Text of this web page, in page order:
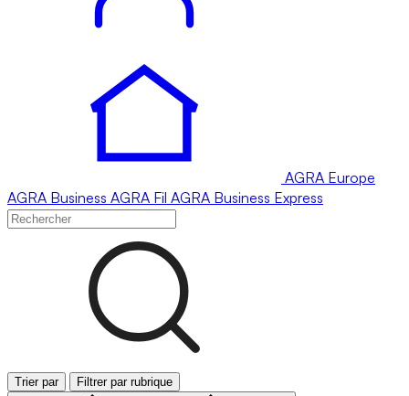
AGRA Europe
AGRA Business AGRA Fil AGRA Business Express
Trier par Filtrer par rubrique